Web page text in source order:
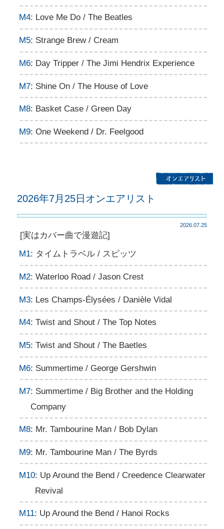
M4: Love Me Do / The Beatles
M5: Strange Brew / Cream
M6: Day Tripper / The Jimi Hendrix Experience
M7: Shine On / The House of Love
M8: Basket Case / Green Day
M9: One Weekend / Dr. Feelgood
2026年7月25日オンエアリスト
2026.07.25
[実はカバー曲で漫遊記]
M1: タイムトラベル / スピッツ
M2: Waterloo Road / Jason Crest
M3: Les Champs-Élysées / Danièle Vidal
M4: Twist and Shout / The Top Notes
M5: Twist and Shout / The Baetles
M6: Summertime / George Gershwin
M7: Summertime / Big Brother and the Holding
Company
M8: Mr. Tambourine Man / Bob Dylan
M9: Mr. Tambourine Man / The Byrds
M10: Up Around the Bend / Creedence Clearwater
Revival
M11: Up Around the Bend / Hanoi Rocks